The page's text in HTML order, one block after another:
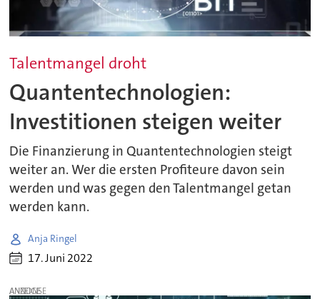
Talentmangel droht
Quantentechnologien:
Investitionen steigen weiter
Die Finanzierung in Quantentechnologien steigt
weiter an. Wer die ersten Profiteure davon sein
werden und was gegen den Talentmangel getan
werden kann.
Anja Ringel
17. Juni 2022
ANZEIGE